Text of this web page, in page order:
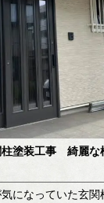
柱塗装工事 綺麗な
になっていた玄